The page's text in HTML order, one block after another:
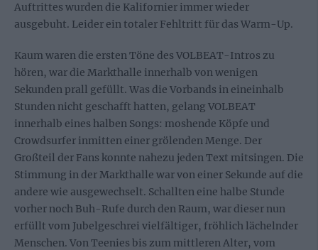
Auftrittes wurden die Kalifornier immer wieder
ausgebuht. Leider ein totaler Fehltritt für das Warm-Up.
Kaum waren die ersten Töne des VOLBEAT-Intros zu
hören, war die Markthalle innerhalb von wenigen
Sekunden prall gefüllt. Was die Vorbands in eineinhalb
Stunden nicht geschafft hatten, gelang VOLBEAT
innerhalb eines halben Songs: moshende Köpfe und
Crowdsurfer inmitten einer grölenden Menge. Der
Großteil der Fans konnte nahezu jeden Text mitsingen. Die
Stimmung in der Markthalle war von einer Sekunde auf die
andere wie ausgewechselt. Schallten eine halbe Stunde
vorher noch Buh-Rufe durch den Raum, war dieser nun
erfüllt vom Jubelgeschrei vielfältiger, fröhlich lächelnder
Menschen. Von Teenies bis zum mittleren Alter, vom